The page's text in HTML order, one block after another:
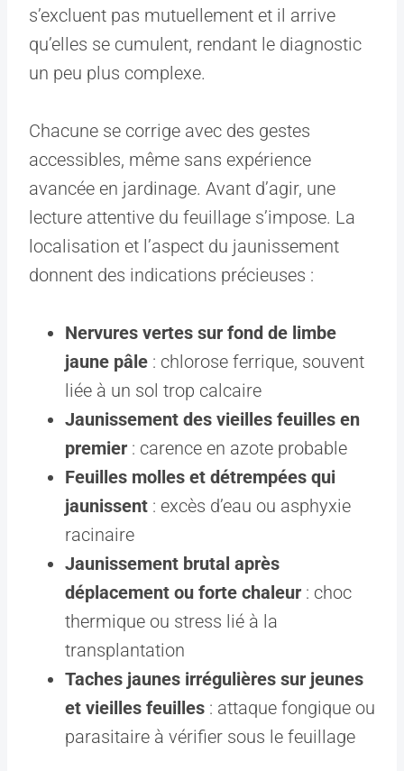
s’excluent pas mutuellement et il arrive
qu’elles se cumulent, rendant le diagnostic
un peu plus complexe.
Chacune se corrige avec des gestes
accessibles, même sans expérience
avancée en jardinage. Avant d’agir, une
lecture attentive du feuillage s’impose. La
localisation et l’aspect du jaunissement
donnent des indications précieuses :
Nervures vertes sur fond de limbe
jaune pâle : chlorose ferrique, souvent
liée à un sol trop calcaire
Jaunissement des vieilles feuilles en
premier : carence en azote probable
Feuilles molles et détrempées qui
jaunissent : excès d’eau ou asphyxie
racinaire
Jaunissement brutal après
déplacement ou forte chaleur : choc
thermique ou stress lié à la
transplantation
Taches jaunes irrégulières sur jeunes
et vieilles feuilles : attaque fongique ou
parasitaire à vérifier sous le feuillage